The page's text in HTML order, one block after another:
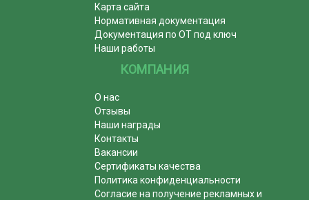
Карта сайта
Нормативная документация
Документация по ОТ под ключ
Наши работы
КОМПАНИЯ
О нас
Отзывы
Наши награды
Контакты
Вакансии
Сертификаты качества
Политика конфиденциальности
Согласие на получение рекламных и